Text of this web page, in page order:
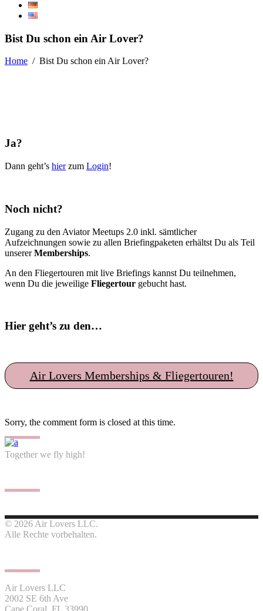
Bist Du schon ein Air Lover?
Home / Bist Du schon ein Air Lover?
Ja?
Dann geht’s hierzum Login!
Noch nicht?
Zugang zu den Aviator Meetups 2.0 inkl. sämtlicher
Aufzeichnungen sowie zu allen Briefingpaketen erhältst Du als Teil
unsererMemberships.
An den Fliegertouren mit live Briefings kannst Du teilnehmen,
wenn Du die jeweilige Fliegertour gebucht hast.
Hier geht’s zu den…
Air Lovers Memberships & Fliegertouren!
Sorry, the comment form is closed at this time.
Together we fly high!
© 2026 Air Lovers LLC.
Alle Rechte vorbehalten.
Air Lovers LLC
2002 SE 6th Ave
Cape Coral, FL 33990